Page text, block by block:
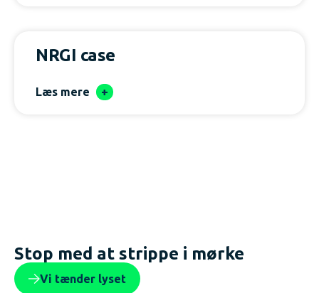
NRGI case
Læs mere
Stop med at strippe i mørke
Vi tænder lyset